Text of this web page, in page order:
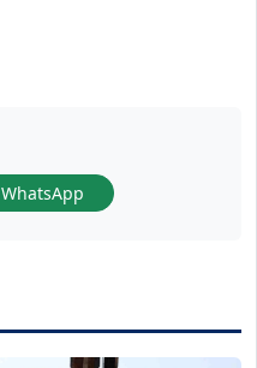
WhatsApp